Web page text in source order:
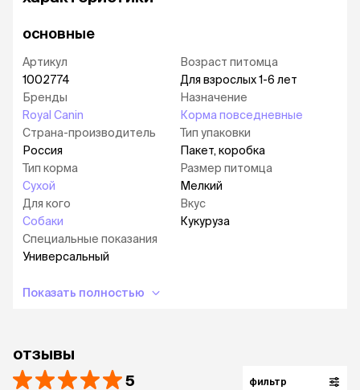
оказывает чистящее воздействие на зубы.
Поддержание здоровья мочевыделительной
системы. Способствует профилактике
заболеваний мочевыделительной системы за
счет сбалансированного содержания
минеральных веществ и поддержания рН
мочи.
Про все корма для собак Royal Canin вы можете
прочитать в статье «Обзор кормов для собак
Royal Canin» —
основные
Артикул
1002774
Бренды
Royal Canin
Страна-производитель
Россия
Тип корма
Сухой
Для кого
Собаки
Специальные показания
Универсальный
Возраст питомца
Для взрослых 1-6 лет
Назначение
Корма повседневные
Тип упаковки
Пакет, коробка
Размер питомца
Мелкий
Вкус
Кукуруза
Показать полностью
отзывы
5 фильтр